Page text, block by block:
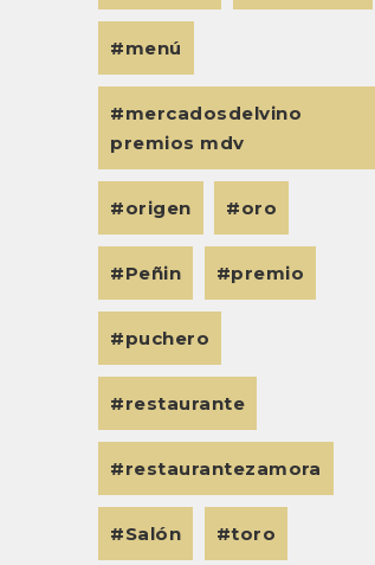
menú
mercadosdelvino
premios mdv
origen oro
Peñin premio
puchero
restaurante
restaurantezamora
Salón toro